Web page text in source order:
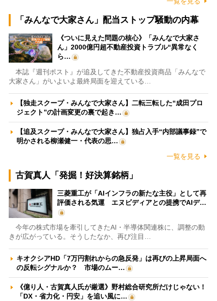
「みんなで大家さん」配当ストップ騒動の内幕
《ついに見えた問題の核心》「みんなで大家さ
ん」2000億円超不動産投資トラブル“異常なく
ら…
本誌『週刊ポスト』が追及してきた不動産投資商品「みんなで
大家さん」がいよいよ最終局面を迎えている…
【独走スクープ・みんなで大家さん】二転三転した“成田プロ
ジェクト”の計画変更の裏で起き…
【追及スクープ・みんなで大家さん】独占入手“内部議事録”で
明かされる柳瀬健一・代表の思…
一覧を見る
古賀真人「発掘！好決算銘柄」
三菱重工が「AIインフラの新たな主役」として再
評価される気運 エヌビディアとの提携でAIデ…
今年の株式市場を牽引してきたAI・半導体関連株に、調整の動
きが広がっている。そうしたなか、再び注目…
キオクシアHD「7万円割れからの急反発」は再びの上昇局面へ
の反転シグナルか？ 市場のムー…
《億り人・古賀真人氏が厳選》野村総合研究所だけじゃない！
「DX・省力化・円安」を追い風に…